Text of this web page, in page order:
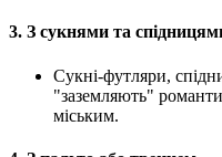
3. З сукнями та
Сукні-футляри,
"заземляють"
міським.